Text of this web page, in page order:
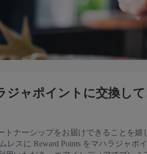
ジャポイントに交換し
ナーシップをお届けできることを嬉
スに Reward Points をマハラジャポ